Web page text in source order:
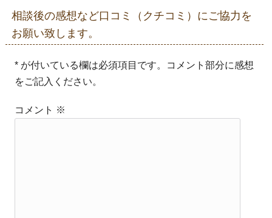
相談後の感想など口コミ（クチコミ）にご協力を
お願い致します。
* が付いている欄は必須項目です。コメント部分に感想
をご記入ください。
コメント ※